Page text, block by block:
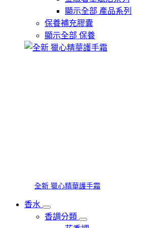
顯示全部 產品系列
保養補充膠囊
顯示全部 保養
全新 獵心精華護手霜
香水
香調分類